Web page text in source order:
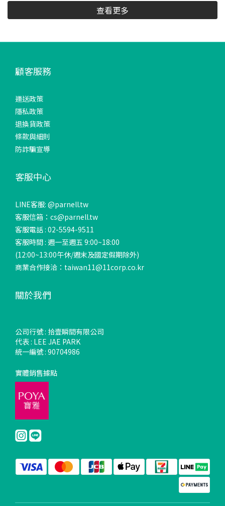
查看更多
顧客服務
運送政策
隱私政策
退換貨政策
條款與細則
防詐騙宣導
客服中心
LINE客服: @parnell.tw
客服信箱：cs@parnell.tw
客服電話 : 02-5594-9511
客服時間 : 週一至週五 9:00~18:00
(12:00~13:00午休/週末及國定假期除外)
商業合作接洽：taiwan11@11corp.co.kr
關於我們
公司行號 : 拾壹瞬間有限公司
代表 : LEE JAE PARK
統一編號 : 90704986
實體銷售據點